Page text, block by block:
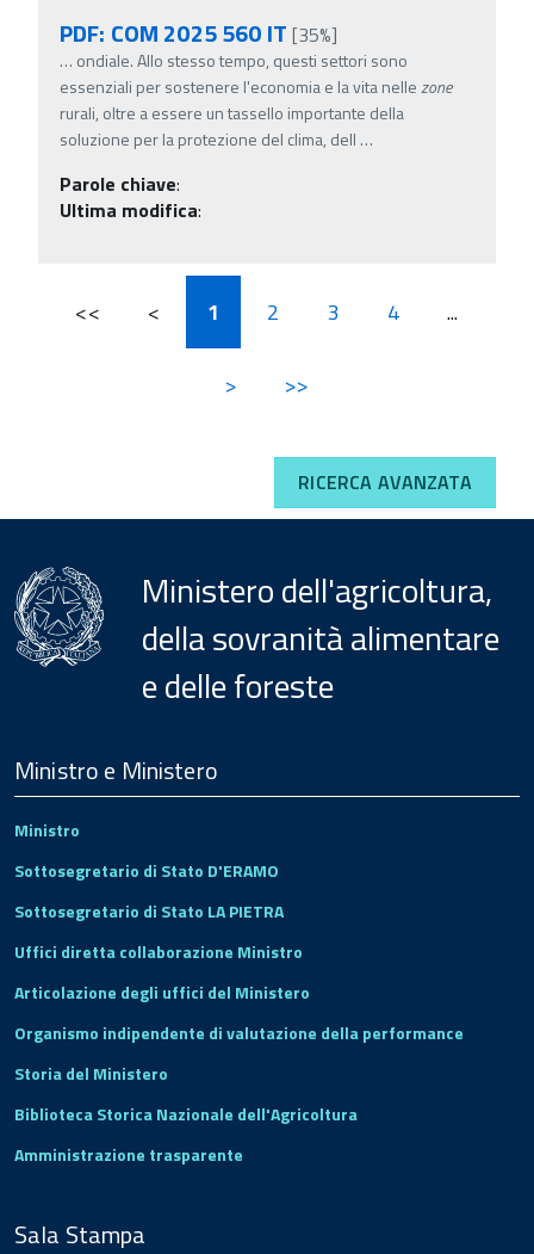
PDF: COM 2025 560 IT [35%]
… ondiale. Allo stesso tempo, questi settori sono
essenziali per sostenere l'economia e la vita nellezone
rurali, oltre a essere un tassello importante della
soluzione per la protezione del clima, dell …
Parole chiave:
Ultima modifica:
<< < 1 2 3 4 ...
> >>
RICERCA AVANZATA
Ministero dell'agricoltura,
della sovranità alimentare
e delle foreste
Footer
Ministro e Ministero
Ministro
Sottosegretario di Stato D'ERAMO
Sottosegretario di Stato LA PIETRA
Uffici diretta collaborazione Ministro
Articolazione degli uffici del Ministero
Organismo indipendente di valutazione della performance
Storia del Ministero
Biblioteca Storica Nazionale dell'Agricoltura
Amministrazione trasparente
Sala Stampa